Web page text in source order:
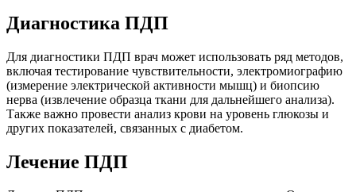
Диагностика ПДП
Для диагностики ПДП врач может использовать ряд методов,
включая тестирование чувствительности, электромиографию
(измерение электрической активности мышц) и биопсию
нерва (извлечение образца ткани для дальнейшего анализа).
Также важно провести анализ крови на уровень глюкозы и
других показателей, связанных с диабетом.
Лечение ПДП